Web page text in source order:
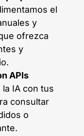
el
y
ofrezca
y
APIs
la IA con tus
consultar
o